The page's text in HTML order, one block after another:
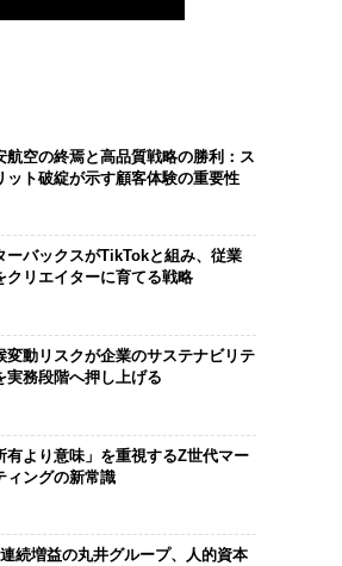
航空の終焉と高品質戦略の勝利：ス
ット破綻が示す顧客体験の重要性
ーバックスがTikTokと組み、従業
クリエイターに育てる戦略
変動リスクが企業のサステナビリテ
実務段階へ押し上げる
有より意味」を重視するZ世代マー
ィングの新常識
続増益の丸井グループ、人的資本